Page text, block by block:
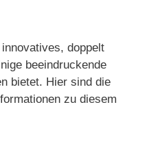
doppelt
beeindruckende
bietet. Hier sind die
zu diesem